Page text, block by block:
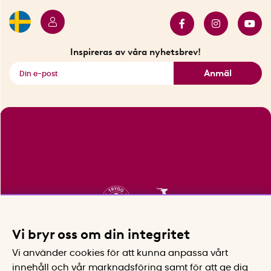
Inspireras av våra nyhetsbrev!
Anmäl
Vi bryr oss om din integritet
Vi använder cookies för att kunna anpassa vårt
innehåll och vår marknadsföring samt för att ge dig